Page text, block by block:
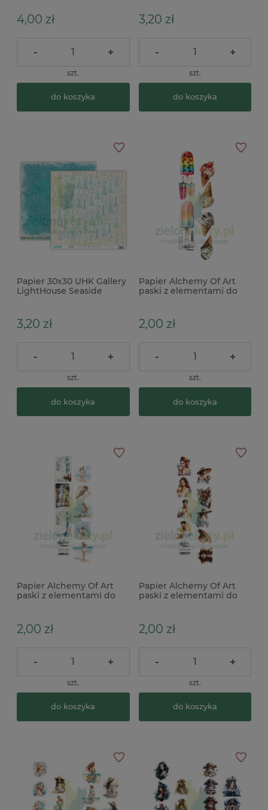
4,00 zł
- +
szt.
do koszyka
3,20 zł
- +
szt.
do koszyka
Papier 30x30 UHK Gallery
LightHouse Seaside
3,20 zł
- +
szt.
do koszyka
Papier Alchemy Of Art
paski z elementami do
2,00 zł
- +
szt.
do koszyka
Papier Alchemy Of Art
paski z elementami do
2,00 zł
- +
szt.
do koszyka
Papier Alchemy Of Art
paski z elementami do
szt.
2,00 zł
- +
szt.
do koszyka